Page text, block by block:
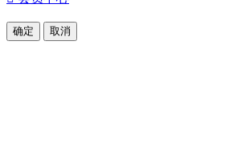
确定 取消